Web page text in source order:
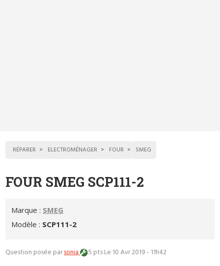
RÉPARER ELECTROMÉNAGER FOUR SMEG
FOUR SMEG SCP111-2
Marque : SMEG
Modèle : SCP111-2
Question posée parsonia 5 ptsLe 10 Avr 2019 - 11h42